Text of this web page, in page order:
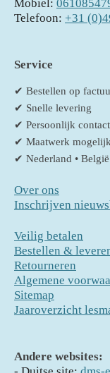
Mobiel:
Telefoon: +31
Service
✔ Bestellen op
✔ Snelle levering
✔ Persoonlijk contact
✔ Maatwerk mogelijk
✔ Nederland •
Over ons
Inschrijven
Veilig betalen
Bestellen &
Retourneren
Algemene
Sitemap
Jaaroverzicht
Andere websites: